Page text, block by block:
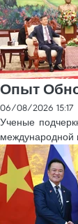
Опыт
06/08/2026 15:17
Ученые
международной